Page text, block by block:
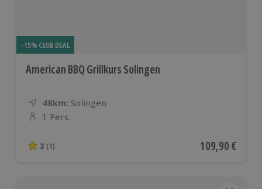
-15% CLUB DEAL
American BBQ Grillkurs Solingen
48km: Entfernung
Standort
Solingen
Anzahl der Teilnehmer
1 Pers.
3 von 5 Sternen basierend auf 1 Bewertungen
3 (1) Aktueller Preis
109,90 €